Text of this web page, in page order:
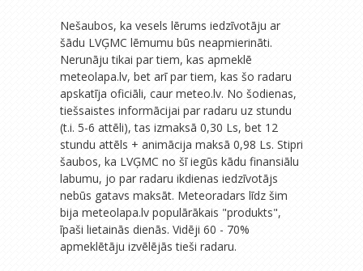
Nešaubos, ka vesels lērums iedzīvotāju ar
šādu LVĢMC lēmumu būs neapmierināti.
Nerunāju tikai par tiem, kas apmeklē
meteolapa.lv, bet arī par tiem, kas šo radaru
apskatīja oficiāli, caur meteo.lv. No šodienas,
tiešsaistes informācijai par radaru uz stundu
(t.i. 5-6 attēli), tas izmaksā 0,30 Ls, bet 12
stundu attēls + animācija maksā 0,98 Ls. Stipri
šaubos, ka LVĢMC no šī iegūs kādu finansiālu
labumu, jo par radaru ikdienas iedzīvotājs
nebūs gatavs maksāt. Meteoradars līdz šim
bija meteolapa.lv populārākais "produkts",
īpaši lietainās dienās. Vidēji 60 - 70%
apmeklētāju izvēlējās tieši radaru.